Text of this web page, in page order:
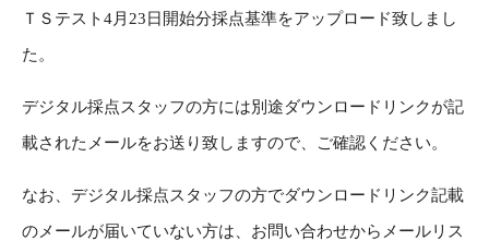
ＴＳテスト4月23日開始分採点基準をアップロード致しまし
た。
デジタル採点スタッフの方には別途ダウンロードリンクが記
載されたメールをお送り致しますので、ご確認ください。
なお、デジタル採点スタッフの方でダウンロードリンク記載
のメールが届いていない方は、お問い合わせからメールリス